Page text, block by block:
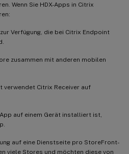
Wenn Sie HDX-Apps in Citrix
Verfügung, die bei Citrix Endpoint
zusammen mit anderen mobilen
verwendet Citrix Receiver auf
auf einem Gerät installiert ist,
auf eine Dienstseite pro StoreFront-
viele Stores und möchten diese von